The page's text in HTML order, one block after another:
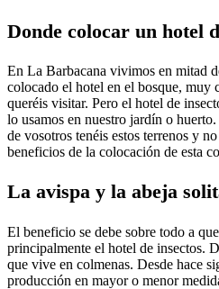
Donde colocar un hotel
En La Barbacana vivimos en mitad
colocado el hotel en el bosque, muy
queréis visitar. Pero el hotel de
lo usamos en nuestro jardín o
de vosotros tenéis estos terrenos y
beneficios de la colocación de esta
La avispa y la abeja
El beneficio se debe sobre todo a
principalmente el hotel de insectos.
que vive en colmenas. Desde hace
producción en mayor o menor